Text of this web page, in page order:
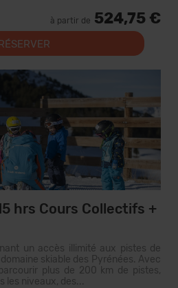
à partir de 524,75 €
hrs Cours Collectifs +
un accès illimité aux pistes de
skiable des Pyrénées. Avec
plus de 200 km de pistes,
les niveaux, des...